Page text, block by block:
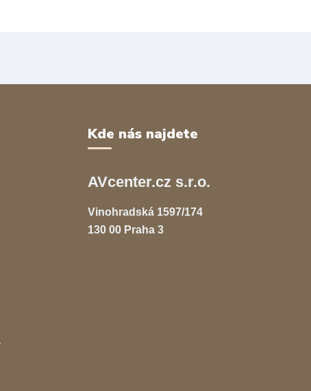
Kde nás najdete
AVcenter.cz s.r.o.
Vinohradská 1597/174
130 00 Praha 3